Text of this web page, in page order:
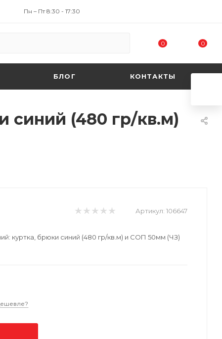
Пн – Пт 8:30 - 17:30
0 0
БЛОГ КОНТАКТЫ
синий (480 гр/кв.м)
Артикул: 106647
куртка, брюки синий (480 гр/кв.м) и СОП 50мм (ЧЗ)